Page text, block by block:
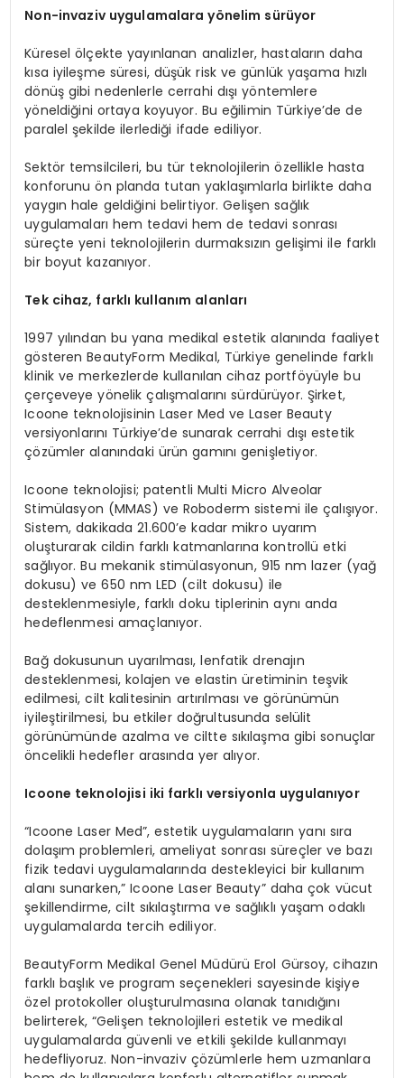
Non-invaziv uygulamalara yönelim sürüyor
Küresel ölçekte yayınlanan analizler, hastaların daha
kısa iyileşme süresi, düşük risk ve günlük yaşama hızlı
dönüş gibi nedenlerle cerrahi dışı yöntemlere
yöneldiğini ortaya koyuyor. Bu eğilimin Türkiye’de de
paralel şekilde ilerlediği ifade ediliyor.
Sektör temsilcileri, bu tür teknolojilerin özellikle hasta
konforunu ön planda tutan yaklaşımlarla birlikte daha
yaygın hale geldiğini belirtiyor. Gelişen sağlık
uygulamaları hem tedavi hem de tedavi sonrası
süreçte yeni teknolojilerin durmaksızın gelişimi ile farklı
bir boyut kazanıyor.
Tek cihaz, farklı kullanım alanları
1997 yılından bu yana medikal estetik alanında faaliyet
gösteren BeautyForm Medikal, Türkiye genelinde farklı
klinik ve merkezlerde kullanılan cihaz portföyüyle bu
çerçeveye yönelik çalışmalarını sürdürüyor. Şirket,
Icoone teknolojisinin Laser Med ve Laser Beauty
versiyonlarını Türkiye’de sunarak cerrahi dışı estetik
çözümler alanındaki ürün gamını genişletiyor.
Icoone teknolojisi; patentli Multi Micro Alveolar
Stimülasyon (MMAS) ve Roboderm sistemi ile çalışıyor.
Sistem, dakikada 21.600’e kadar mikro uyarım
oluşturarak cildin farklı katmanlarına kontrollü etki
sağlıyor. Bu mekanik stimülasyonun, 915 nm lazer (yağ
dokusu) ve 650 nm LED (cilt dokusu) ile
desteklenmesiyle, farklı doku tiplerinin aynı anda
hedeflenmesi amaçlanıyor.
Bağ dokusunun uyarılması, lenfatik drenajın
desteklenmesi, kolajen ve elastin üretiminin teşvik
edilmesi, cilt kalitesinin artırılması ve görünümün
iyileştirilmesi, bu etkiler doğrultusunda selülit
görünümünde azalma ve ciltte sıkılaşma gibi sonuçlar
öncelikli hedefler arasında yer alıyor.
Icoone teknolojisi iki farklı versiyonla uygulanıyor
“Icoone Laser Med”, estetik uygulamaların yanı sıra
dolaşım problemleri, ameliyat sonrası süreçler ve bazı
fizik tedavi uygulamalarında destekleyici bir kullanım
alanı sunarken,” Icoone Laser Beauty” daha çok vücut
şekillendirme, cilt sıkılaştırma ve sağlıklı yaşam odaklı
uygulamalarda tercih ediliyor.
BeautyForm Medikal Genel Müdürü Erol Gürsoy, cihazın
farklı başlık ve program seçenekleri sayesinde kişiye
özel protokoller oluşturulmasına olanak tanıdığını
belirterek, “Gelişen teknolojileri estetik ve medikal
uygulamalarda güvenli ve etkili şekilde kullanmayı
hedefliyoruz. Non-invaziv çözümlerle hem uzmanlara